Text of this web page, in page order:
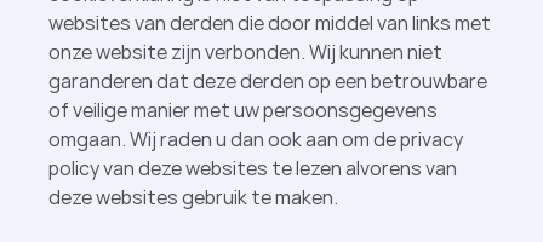
websites van derden die door middel van links met
onze website zijn verbonden. Wij kunnen niet
garanderen dat deze derden op een betrouwbare
of veilige manier met uw persoonsgegevens
omgaan. Wij raden u dan ook aan om de privacy
policy van deze websites te lezen alvorens van
deze websites gebruik te maken.